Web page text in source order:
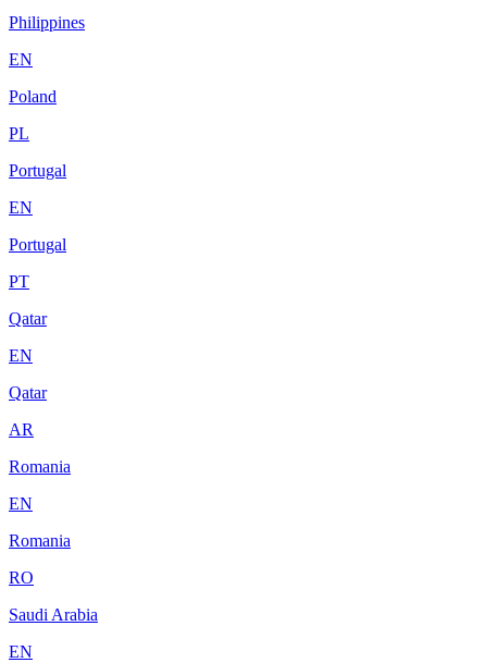
Philippines
EN
Poland
PL
Portugal
EN
Portugal
PT
Qatar
EN
Qatar
AR
Romania
EN
Romania
RO
Saudi Arabia
EN